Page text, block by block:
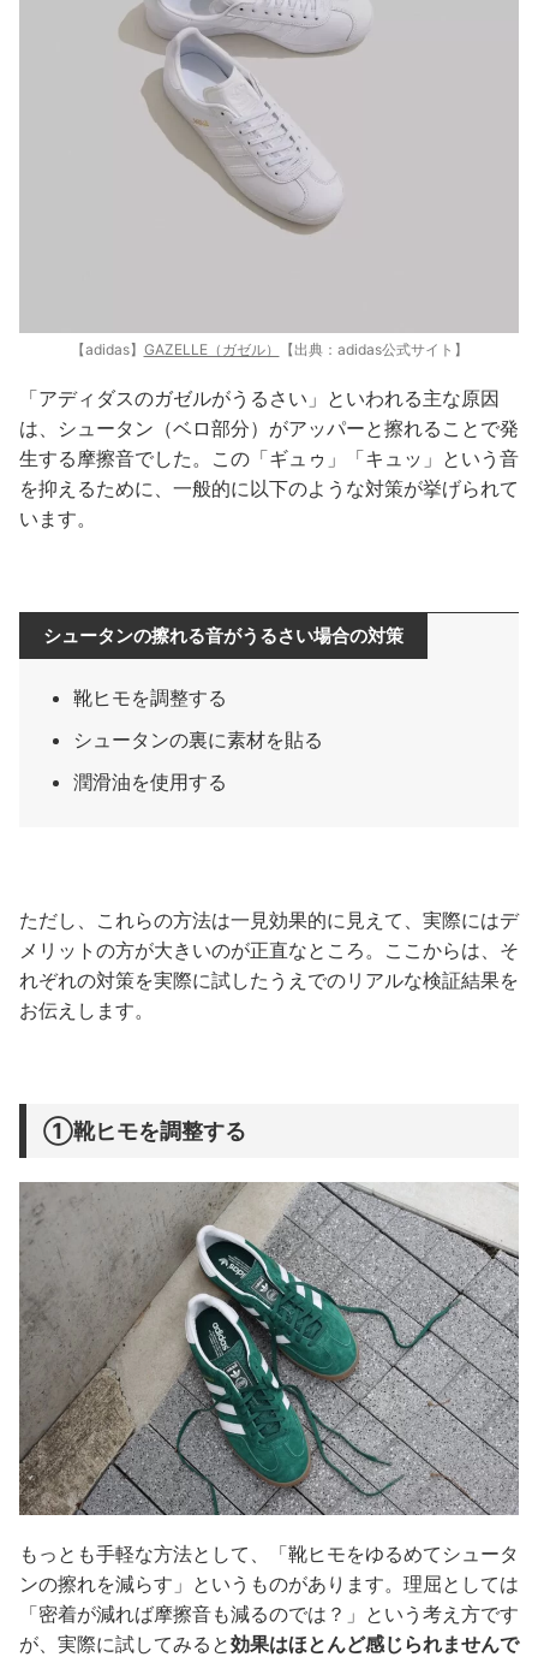
【adidas】 GAZELLE（ガゼル） 【出典：adidas公式サイト】
「アディダスのガゼルがうるさい」といわれる主な原因
は、シュータン（ベロ部分）がアッパーと擦れることで発
生する摩擦音でした。この「ギュゥ」「キュッ」という音
を抑えるために、一般的に以下のような対策が挙げられて
います。
シュータンの擦れる音がうるさい場合の対策
靴ヒモを調整する
シュータンの裏に素材を貼る
潤滑油を使用する
ただし、これらの方法は一見効果的に見えて、実際にはデ
メリットの方が大きいのが正直なところ。ここからは、そ
れぞれの対策を実際に試したうえでのリアルな検証結果を
お伝えします。
①靴ヒモを調整する
もっとも手軽な方法として、「靴ヒモをゆるめてシュータ
ンの擦れを減らす」というものがあります。理屈としては
「密着が減れば摩擦音も減るのでは？」という考え方です
が、実際に試してみると効果はほとんど感じられませんで